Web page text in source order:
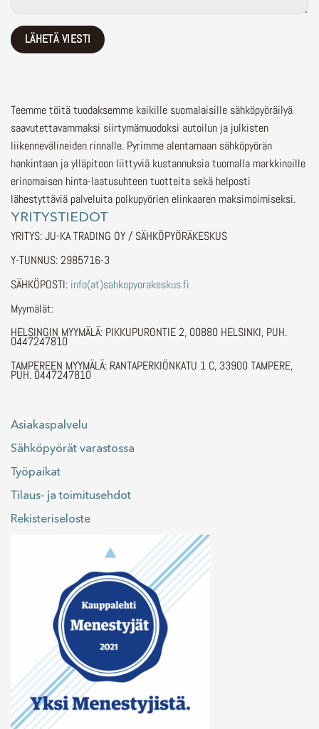
Teemme töitä tuodaksemme kaikille suomalaisille sähköpyöräilyä
saavutettavammaksi siirtymämuodoksi autoilun ja julkisten
liikennevälineiden rinnalle. Pyrimme alentamaan sähköpyörän
hankintaan ja ylläpitoon liittyviä kustannuksia tuomalla markkinoille
erinomaisen hinta-laatusuhteen tuotteita sekä helposti
lähestyttäviä palveluita polkupyörien elinkaaren maksimoimiseksi.
YRITYSTIEDOT
YRITYS: JU-KA TRADING OY / SÄHKÖPYÖRÄKESKUS
Y-TUNNUS: 2985716-3
SÄHKÖPOSTI: info(at)sahkopyorakeskus.fi
Myymälät:
HELSINGIN MYYMÄLÄ: PIKKUPURONTIE 2, 00880 HELSINKI, PUH.
0447247810
TAMPEREEN MYYMÄLÄ: RANTAPERKIÖNKATU 1 C, 33900 TAMPERE,
PUH. 0447247810
Asiakaspalvelu
Sähköpyörät varastossa
Työpaikat
Tilaus- ja toimitusehdot
Rekisteriseloste